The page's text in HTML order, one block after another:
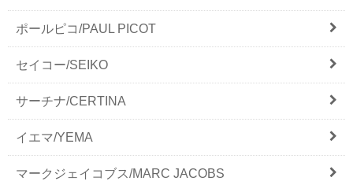
ポールピコ/PAUL PICOT
セイコー/SEIKO
サーチナ/CERTINA
イエマ/YEMA
マークジェイコブス/MARC JACOBS